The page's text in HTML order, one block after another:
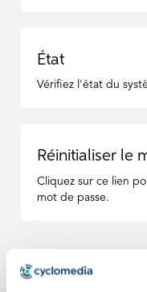
État
Vérifiez l'état du
Réinitialiser le
Cliquez sur ce lien
mot de passe.